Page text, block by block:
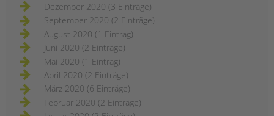
Dezember 2020 (3 Einträge)
September 2020 (2 Einträge)
August 2020 (1 Eintrag)
Juni 2020 (2 Einträge)
Mai 2020 (1 Eintrag)
April 2020 (2 Einträge)
März 2020 (6 Einträge)
Februar 2020 (2 Einträge)